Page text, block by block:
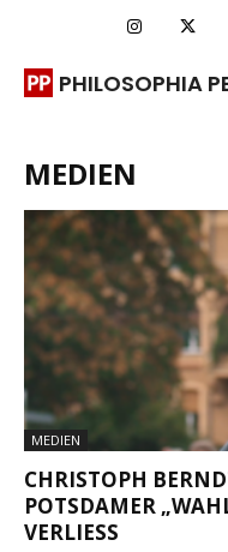
PHILOSOPHIA
MEDIEN
MEDIEN
CHRISTOPH
POTSDAMER
VERLIESS